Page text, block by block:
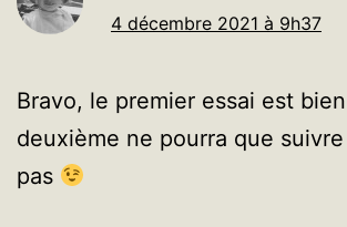
4 décembre 2021 à 9h37
Bravo, le premier essai est
deuxième ne pourra que
pas